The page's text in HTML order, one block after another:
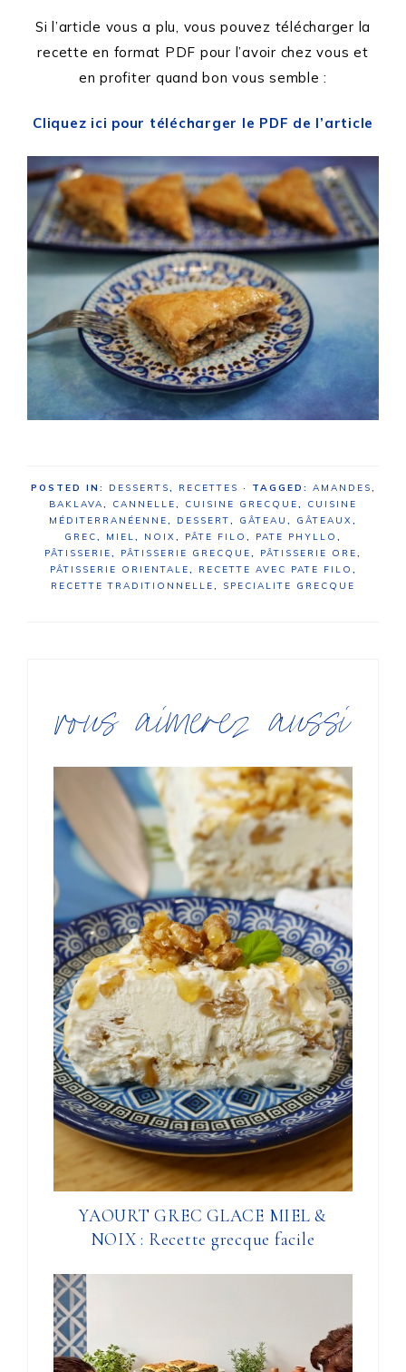
Si l’article vous a plu, vous pouvez télécharger la
recette en format PDF pour l’avoir chez vous et
en profiter quand bon vous semble :
Cliquez ici pour télécharger le PDF de l’article
POSTED IN: DESSERTS, RECETTES · TAGGED: AMANDES,
BAKLAVA, CANNELLE, CUISINE GRECQUE, CUISINE
MÉDITERRANÉENNE, DESSERT, GÂTEAU , GÂTEAUX,
GREC, MIEL, NOIX, PÂTE FILO , PATE PHYLLO ,
PÂTISSERIE, PÂTISSERIE GRECQUE, PÂTISSERIE ORE,
PÂTISSERIE ORIENTALE, RECETTE AVEC PATE FILO ,
RECETTE TRADITIONNELLE, SPECIALITE GRECQUE
vous aimerez aussi
YAOURT GREC GLACE MIEL &
NOIX : Recette grecque facile